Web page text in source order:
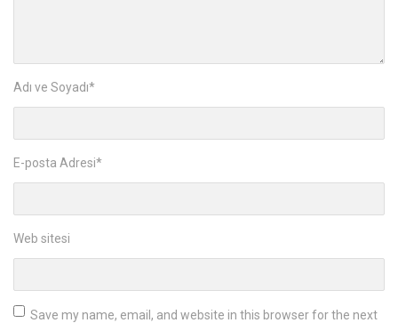
Adı ve Soyadı*
E-posta Adresi*
Web sitesi
Save my name, email, and website in this browser for the next